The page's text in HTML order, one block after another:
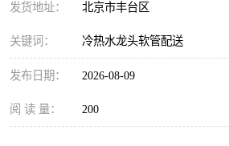
发货地址： 北京市丰台区
关键词： 冷热水龙头软管配送
发布日期： 2026-08-09
阅 读 量： 200